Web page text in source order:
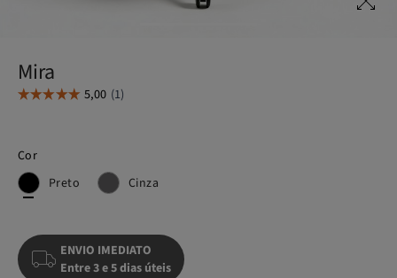
Mira
Cor
Preto
Cinza
ENVIO IMEDIATO
Entre 3 e 5 dias úteis